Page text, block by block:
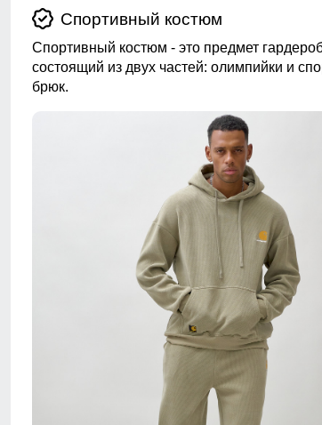
Спортивный костюм
Спортивный костюм - это предмет
состоящий из двух частей: олимпийки и
брюк.